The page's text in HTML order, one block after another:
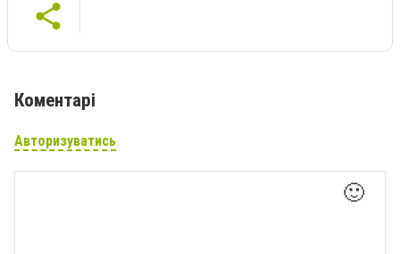
Коментарі
Авторизуватись
🙂